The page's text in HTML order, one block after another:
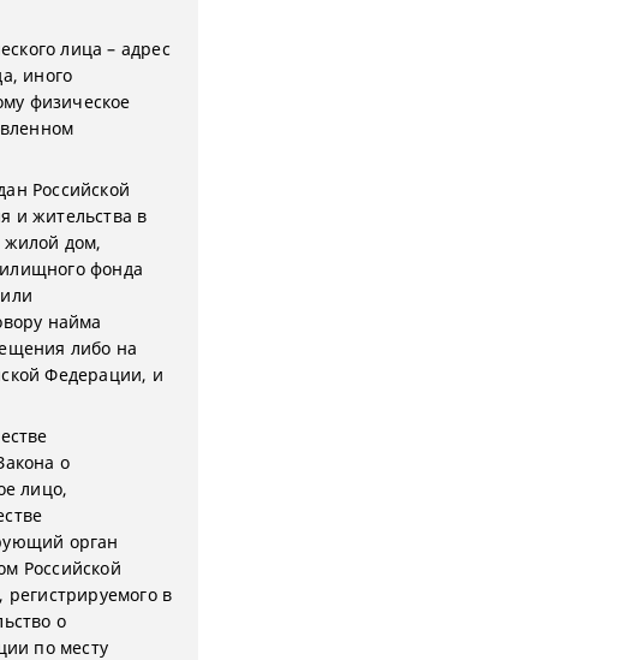
лица – адрес
иного
физическое
Российской
и жительства в
жилой дом,
фонда
найма
либо на
Федерации, и
о
лицо,
орган
Российской
в
о
по месту